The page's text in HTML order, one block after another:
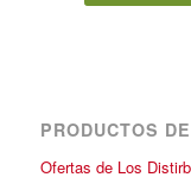
PRODUCTOS
Ofertas de Los